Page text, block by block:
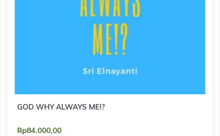
GOD WHY ALWAYS ME!?
Rp84.000,00